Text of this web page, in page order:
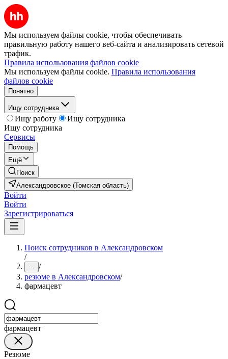
Мы используем файлы cookie, чтобы обеспечивать
правильную работу нашего веб-сайта и анализировать сетевой
трафик.
Правила использования файлов cookie
Мы используем файлы cookie. Правила использования
файлов cookie
Понятно
Ищу сотрудника
Ищу работу
Ищу сотрудника
Ищу сотрудника
Сервисы
Помощь
Ещё
Поиск
Александровское (Томская область)
Войти
Войти
Зарегистрироваться
Поиск сотрудников в Александровском
/
... /
резюме в Александровском/
фармацевт
фармацевт
Резюме